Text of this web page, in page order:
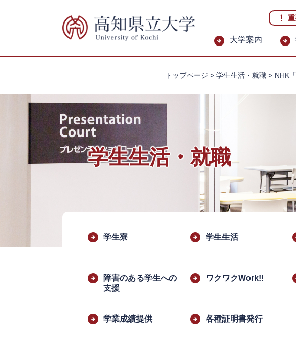
先
を
大学案内
トップページ > 学生生活・就職 > NHK
学生生活・就職
本
学生寮
学生生活
障害のある学生への
支援
ワクワクWork!!
学業成績提供 各種証明書発行